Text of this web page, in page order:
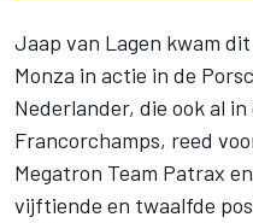
Jaap van Lagen kwam
Monza in actie in de
Nederlander, die ook al
Francorchamps, reed
Megatron Team Patrax
vijftiende en twaalfde